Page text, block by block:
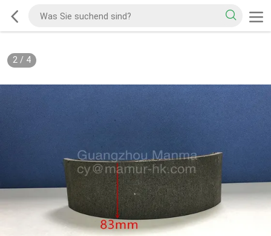
2/ 4